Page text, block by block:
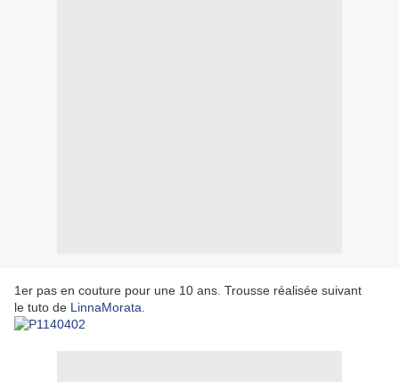
1er pas en couture pour une 10 ans. Trousse réalisée suivant
le tuto de LinnaMorata.